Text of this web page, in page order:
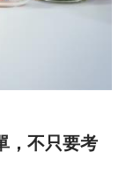
，不只要考